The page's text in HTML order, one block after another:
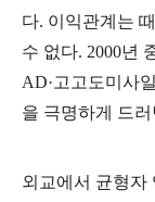
다. 이익관계는
수 없다. 2000년
AD·고고도미사
을 극명하게 드
외교에서 균형자